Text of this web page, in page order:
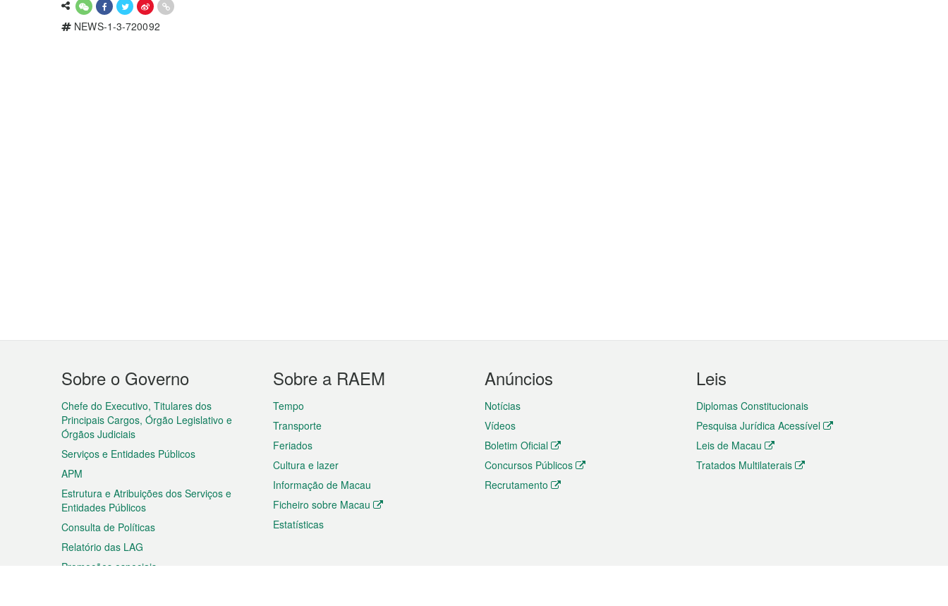
NEWS-1-3-720092
Menu
do
rodapé
Sobre o Governo
Chefe do Executivo, Titulares dos
Principais Cargos, Órgão Legislativo e
Órgãos Judiciais
Serviços e Entidades Públicos
APM
Estrutura e Atribuições dos Serviços e
Entidades Públicos
Consulta de Políticas
Relatório das LAG
Promoções especiais
Sobre a RAEM
Tempo
Transporte
Feriados
Cultura e lazer
Informação de Macau
Ficheiro sobre Macau
Estatísticas
Anúncios
Notícias
Vídeos
Boletim Oficial
Concursos Públicos
Recrutamento
Leis
Diplomas Constitucionais
Pesquisa Jurídica Acessível
Leis de Macau
Tratados Multilaterais